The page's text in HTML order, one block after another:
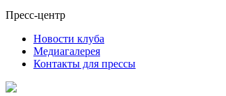
Пресс-центр
Новости клуба
Медиагалерея
Контакты для прессы